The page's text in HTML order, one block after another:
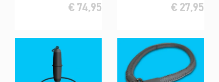
€ 74,95 € 27,95